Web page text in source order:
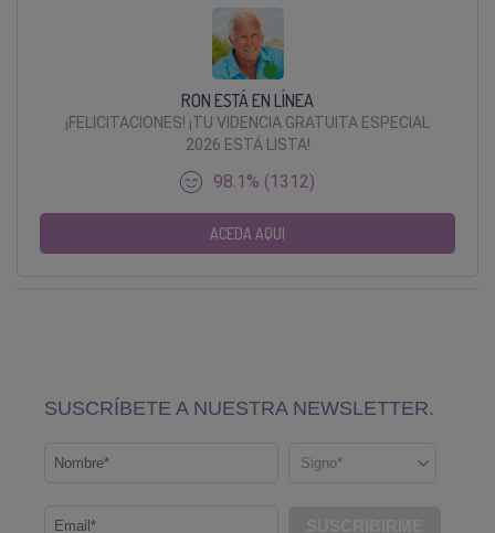
RON ESTÁ EN LÍNEA
¡FELICITACIONES! ¡TU VIDENCIA GRATUITA ESPECIAL
2026 ESTÁ LISTA!
98.1% (1312)
ACEDA AQUI